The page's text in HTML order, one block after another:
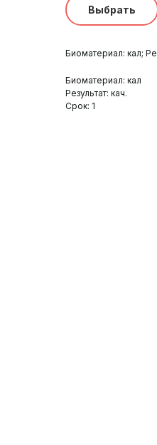
Выбрать
Биоматериал: кал;
Биоматериал: кал
Результат: кач.
Срок: 1